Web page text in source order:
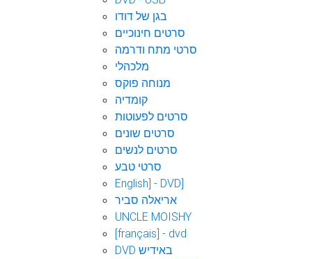
בגן של דודו
סרטים חינוכיים
סרטי מתח ודרמה
מלכהלי
מנוחה פוקס
קומדיה
סרטים לפעוטות
סרטים שונים
סרטים לנשים
סרטי טבע
English] - DVD]
אריאלה סביר
UNCLE MOISHY
[français] - dvd
DVD באידיש